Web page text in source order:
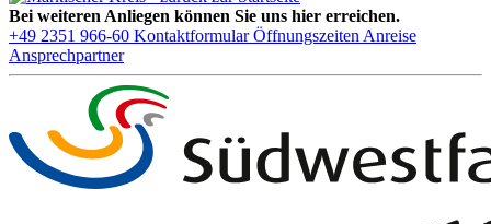
Bei weiteren Anliegen können Sie uns hier erreichen.
+49 2351 966-60 Kontaktformular Öffnungszeiten Anreise
Ansprechpartner